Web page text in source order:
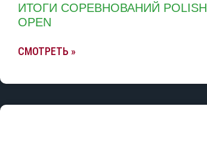
ИТОГИ СОРЕВНОВАНИЙ POLISH
OPEN
СМОТРЕТЬ »